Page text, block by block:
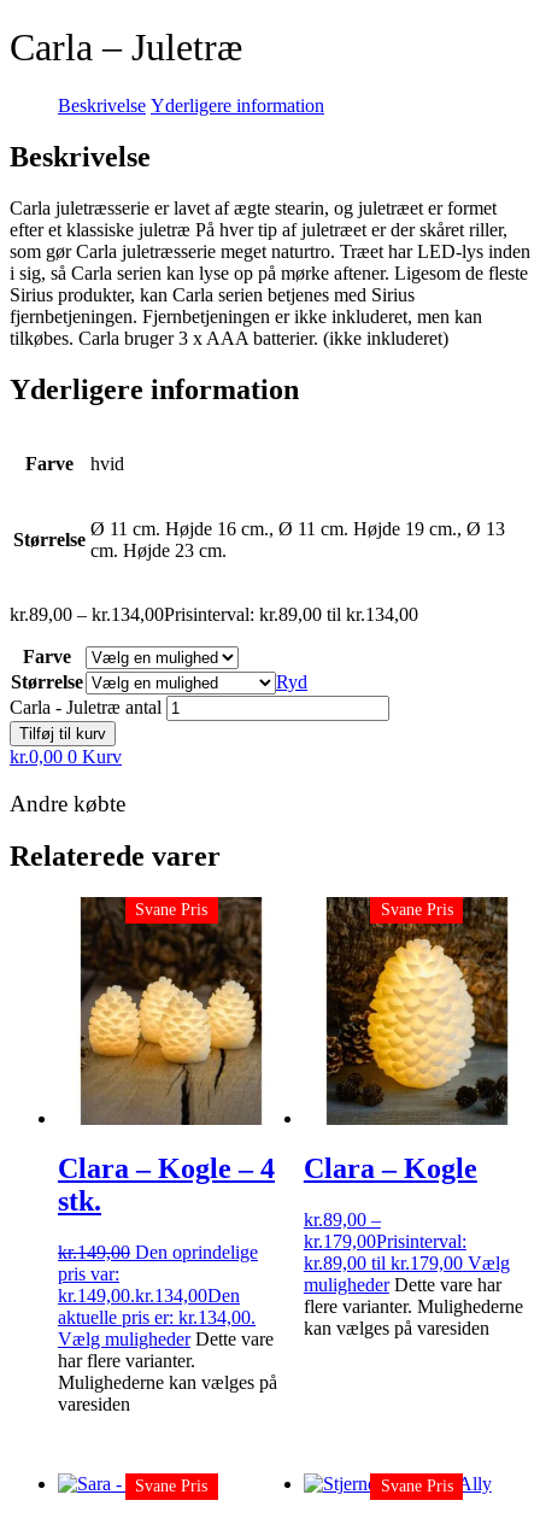
Carla – Juletræ
Beskrivelse Yderligere information
Beskrivelse
Carla juletræsserie er lavet af ægte stearin, og juletræet er formet
efter et klassiske juletræ På hver tip af juletræet er der skåret riller,
som gør Carla juletræsserie meget naturtro. Træet har LED-lys inden
i sig, så Carla serien kan lyse op på mørke aftener. Ligesom de fleste
Sirius produkter, kan Carla serien betjenes med Sirius
fjernbetjeningen. Fjernbetjeningen er ikke inkluderet, men kan
tilkøbes. Carla bruger 3 x AAA batterier. (ikke inkluderet)
Yderligere information
Farve hvid
Størrelse
Ø 11 cm. Højde 16 cm., Ø 11 cm. Højde 19 cm., Ø 13
cm. Højde 23 cm.
kr.89,00 – kr.134,00Prisinterval: kr.89,00 til kr.134,00
Farve
Størrelse
Ryd
Carla - Juletræ antal
Tilføj til kurv
kr.0,00 0 Kurv
Andre købte
Relaterede varer
Svane Pris
Clara – Kogle – 4
stk.
kr.149,00 Den oprindelige
pris var:
kr.149,00.kr.134,00Den
aktuelle pris er: kr.134,00.
Vælg muligheder Dette vare
har flere varianter.
Mulighederne kan vælges på
varesiden
Svane Pris
Clara – Kogle
kr.89,00 –
kr.179,00Prisinterval:
kr.89,00 til kr.179,00 Vælg
muligheder Dette vare har
flere varianter. Mulighederne
kan vælges på varesiden
Svane Pris Svane Pris